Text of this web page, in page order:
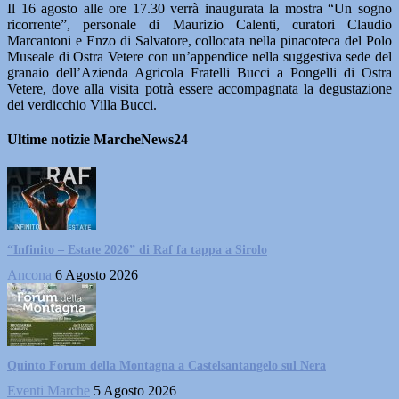
Il 16 agosto alle ore 17.30 verrà inaugurata la mostra “Un sogno
ricorrente”, personale di Maurizio Calenti, curatori Claudio
Marcantoni e Enzo di Salvatore, collocata nella pinacoteca del Polo
Museale di Ostra Vetere con un’appendice nella suggestiva sede del
granaio dell’Azienda Agricola Fratelli Bucci a Pongelli di Ostra
Vetere, dove alla visita potrà essere accompagnata la degustazione
dei verdicchio Villa Bucci.
Ultime notizie MarcheNews24
“Infinito – Estate 2026” di Raf fa tappa a Sirolo
Ancona 6 Agosto 2026
Quinto Forum della Montagna a Castelsantangelo sul Nera
Eventi Marche 5 Agosto 2026